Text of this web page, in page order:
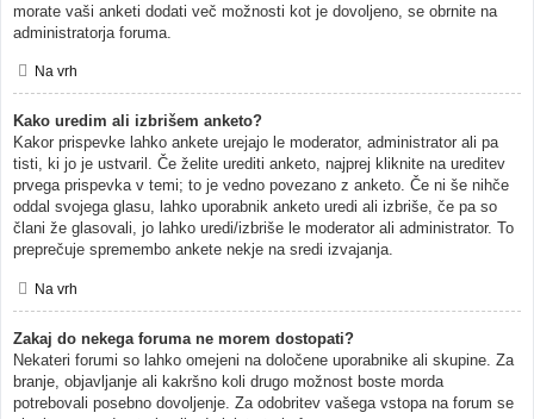
morate vaši anketi dodati več možnosti kot je dovoljeno, se obrnite na
administratorja foruma.
Na vrh
Kako uredim ali izbrišem anketo?
Kakor prispevke lahko ankete urejajo le moderator, administrator ali pa
tisti, ki jo je ustvaril. Če želite urediti anketo, najprej kliknite na ureditev
prvega prispevka v temi; to je vedno povezano z anketo. Če ni še nihče
oddal svojega glasu, lahko uporabnik anketo uredi ali izbriše, če pa so
člani že glasovali, jo lahko uredi/izbriše le moderator ali administrator. To
preprečuje spremembo ankete nekje na sredi izvajanja.
Na vrh
Zakaj do nekega foruma ne morem dostopati?
Nekateri forumi so lahko omejeni na določene uporabnike ali skupine. Za
branje, objavljanje ali kakršno koli drugo možnost boste morda
potrebovali posebno dovoljenje. Za odobritev vašega vstopa na forum se